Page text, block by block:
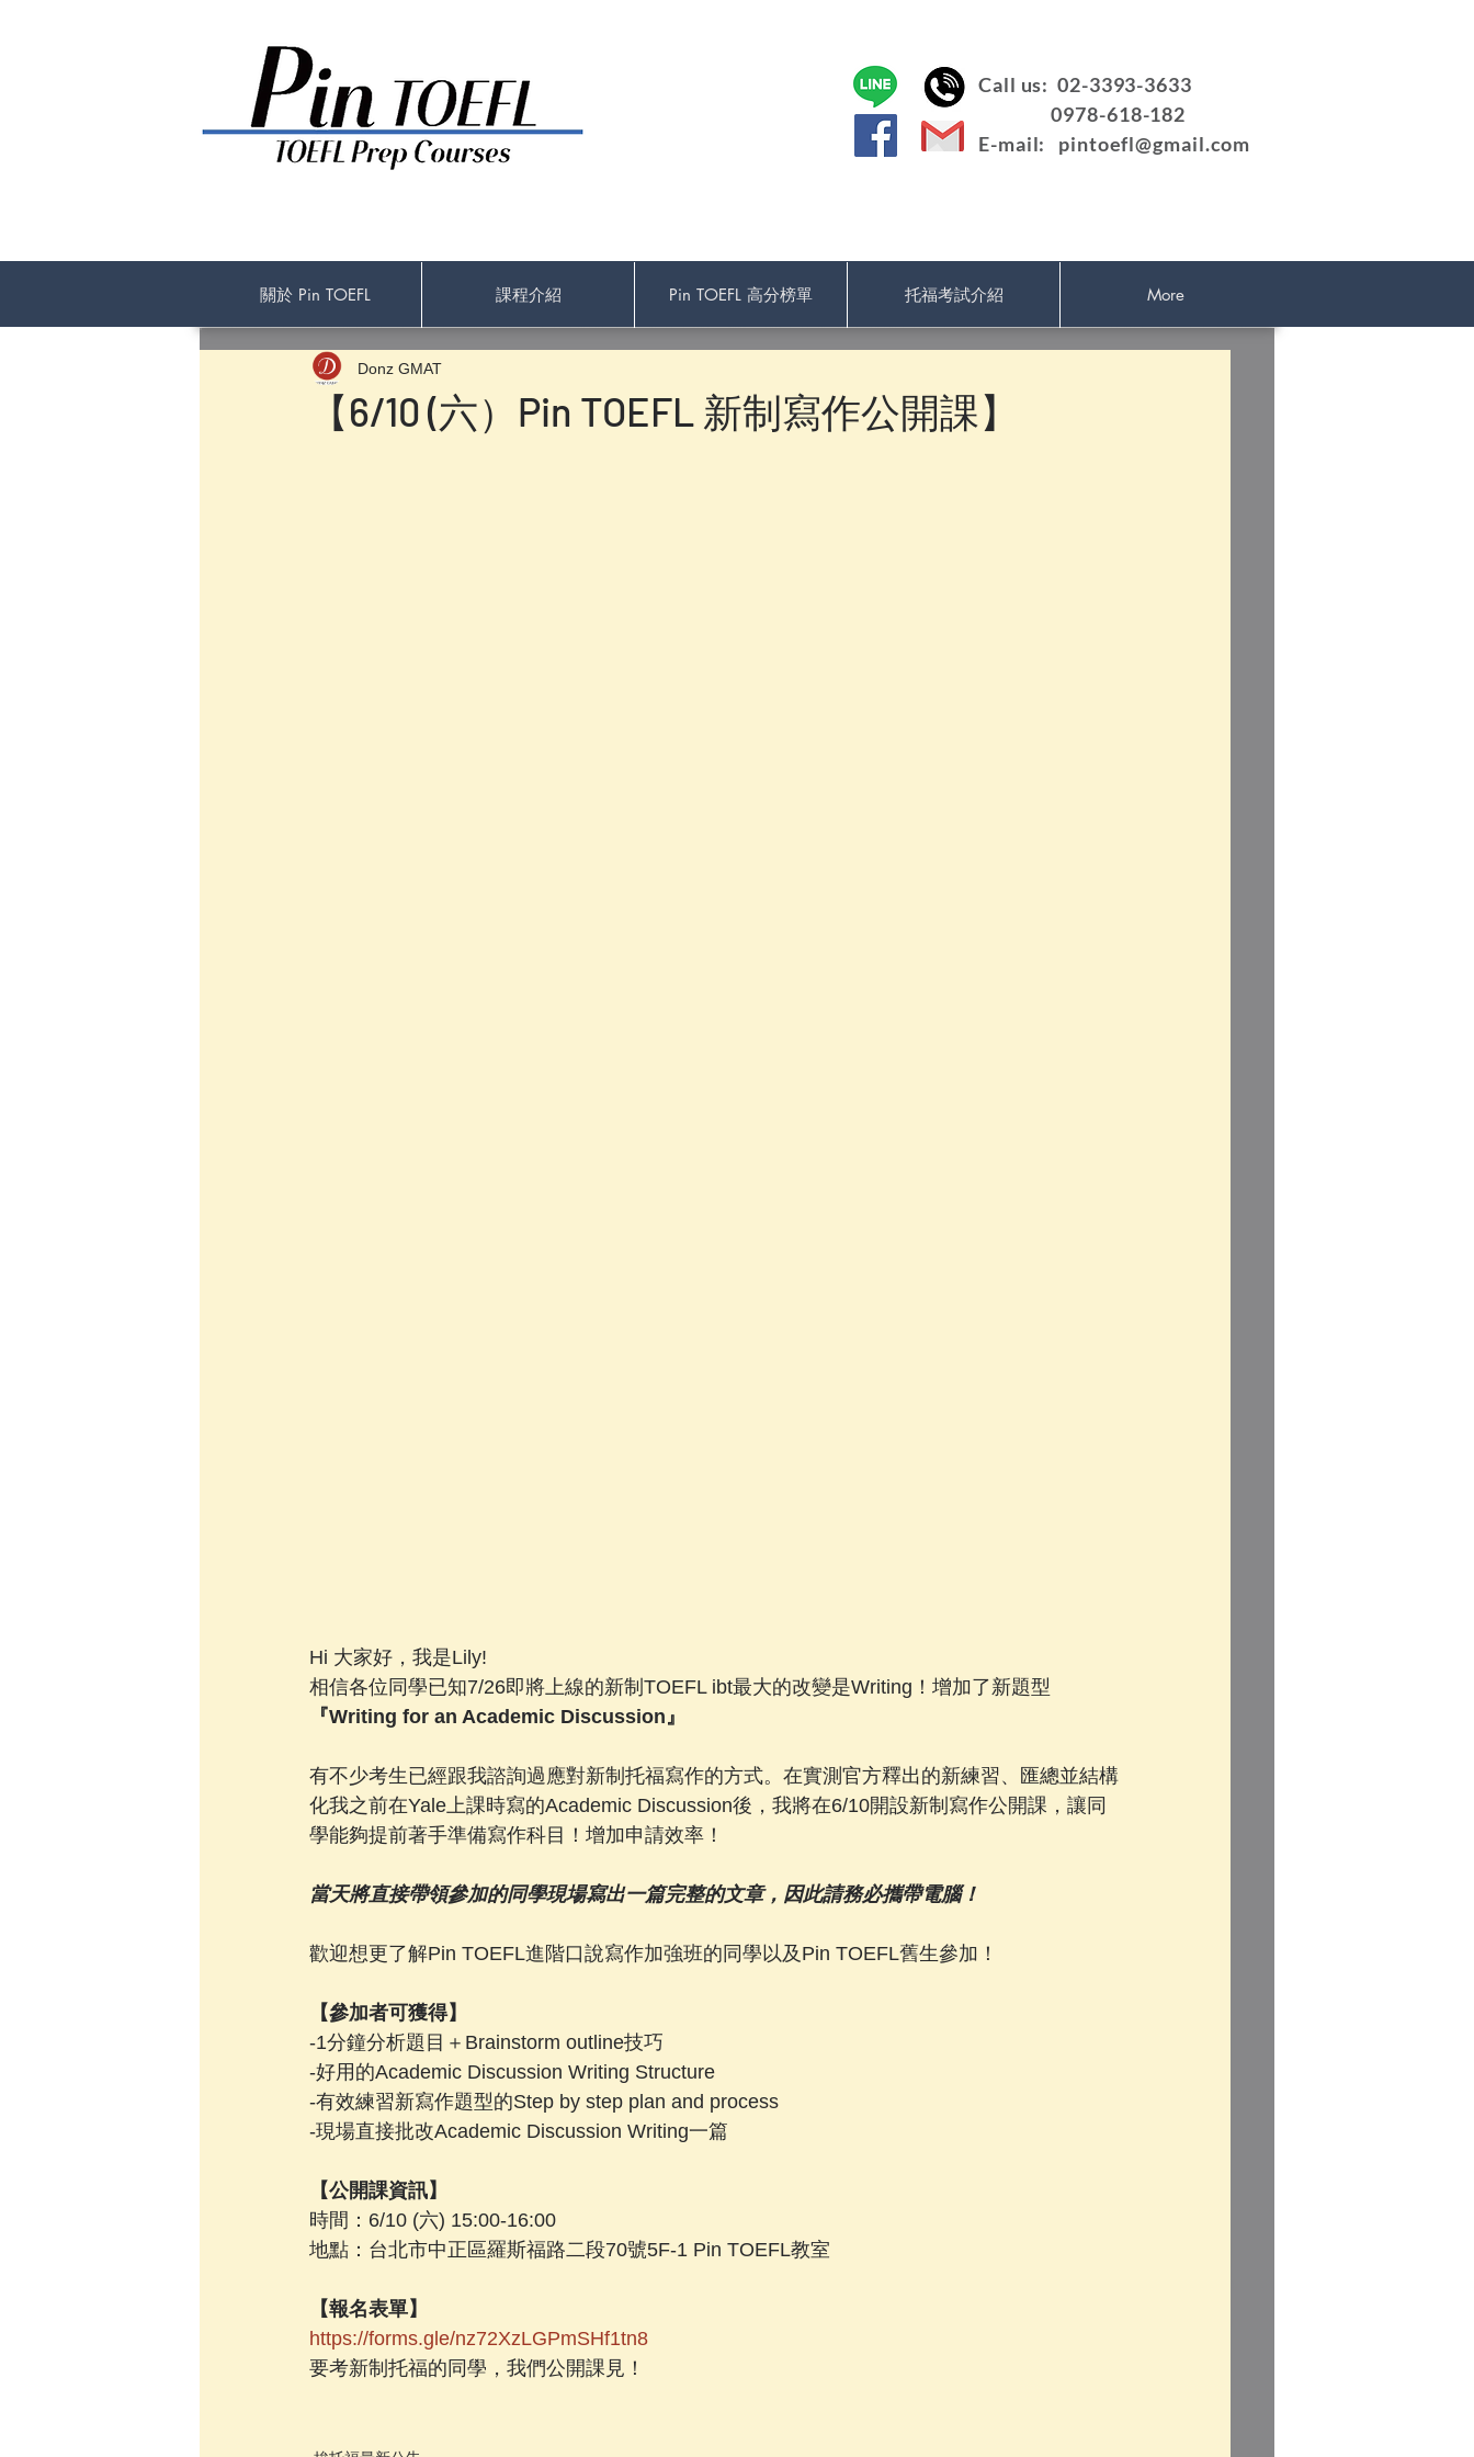
Call us: 02-3393-3633
0978-618-182
E-mail: pintoefl@gmail.com
關於 Pin TOEFL 課程介紹 Pin TOEFL 高分榜單 托福考試介紹 More
【6/10 (六）Pin TOEFL 新制寫作公開課】
Donz GMAT
Hi 大家好，我是Lily!
相信各位同學已知7/26即將上線的新制TOEFL ibt最大的改變是Writing！增加了新題型
『Writing for an Academic Discussion』
有不少考生已經跟我諮詢過應對新制托福寫作的方式。在實測官方釋出的新練習、匯總並結構
化我之前在Yale上課時寫的Academic Discussion後，我將在6/10開設新制寫作公開課，讓同
學能夠提前著手準備寫作科目！增加申請效率！
當天將直接帶領參加的同學現場寫出一篇完整的文章，因此請務必攜帶電腦！
歡迎想更了解Pin TOEFL進階口說寫作加強班的同學以及Pin TOEFL舊生參加！
【參加者可獲得】
-1分鐘分析題目＋Brainstorm outline技巧
-好用的Academic Discussion Writing Structure
-有效練習新寫作題型的Step by step plan and process
-現場直接批改Academic Discussion Writing一篇
【公開課資訊】
時間：6/10 (六) 15:00-16:00
地點：台北市中正區羅斯福路二段70號5F-1 Pin TOEFL教室
【報名表單】
https://forms.gle/nz72XzLGPmSHf1tn8
要考新制托福的同學，我們公開課見！